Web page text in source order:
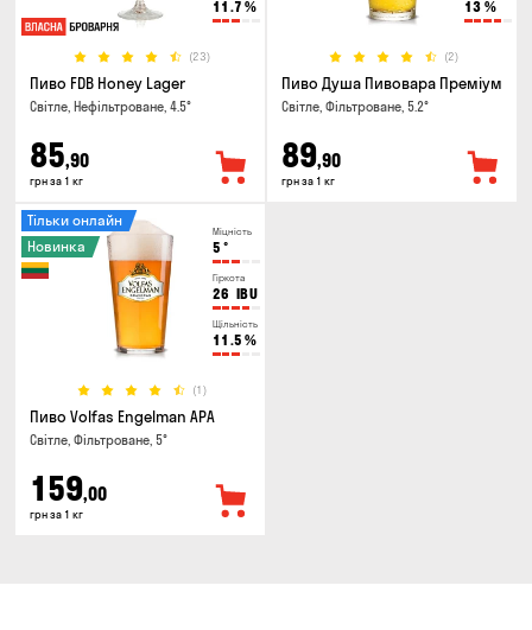
11.7 %
(23)
Пиво FDB Honey Lager
Світле, Нефільтроване, 4.5°
85,90
грн за 1 кг
13 %
(2)
Пиво Душа Пивовара Преміум
Світле, Фільтроване, 5.2°
89,90
грн за 1 кг
Міцність
5 °
Гіркота
26 IBU
Щільність
11.5 %
(1)
Тільки онлайн
Новинка
Пиво Volfas Engelman APA
Світле, Фільтроване, 5°
159,00
грн за 1 кг